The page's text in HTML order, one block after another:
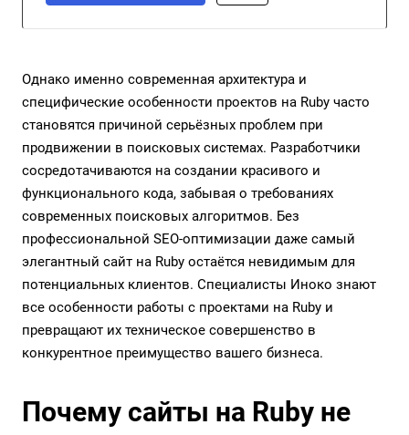
Однако именно современная архитектура и
специфические особенности проектов на Ruby часто
становятся причиной серьёзных проблем при
продвижении в поисковых системах. Разработчики
сосредотачиваются на создании красивого и
функционального кода, забывая о требованиях
современных поисковых алгоритмов. Без
профессиональной SEO-оптимизации даже самый
элегантный сайт на Ruby остаётся невидимым для
потенциальных клиентов. Специалисты Иноко знают
все особенности работы с проектами на Ruby и
превращают их техническое совершенство в
конкурентное преимущество вашего бизнеса.
Почему сайты на Ruby не